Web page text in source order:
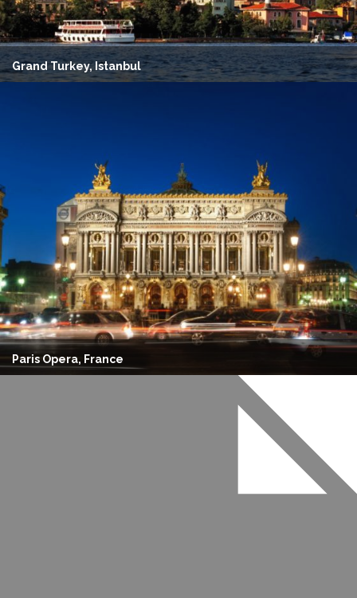
Grand Turkey, Istanbul
Paris Opera, France